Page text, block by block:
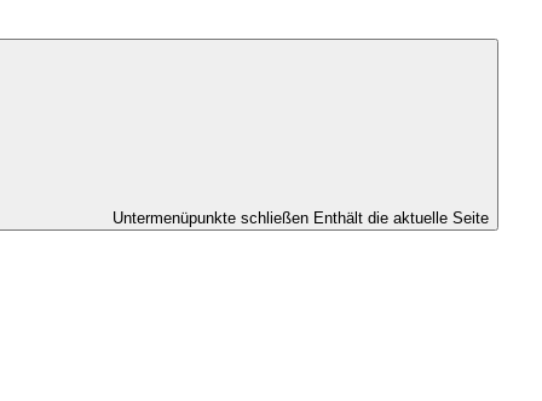
Untermenüpunkte schließen Enthält die aktuelle Seite